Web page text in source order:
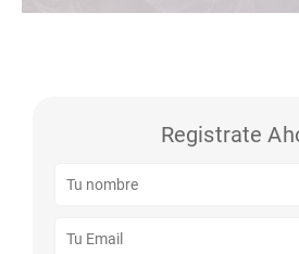
Registrate